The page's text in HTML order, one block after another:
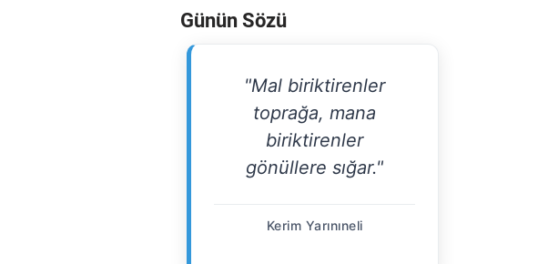
Günün Sözü
"Mal biriktirenler
toprağa, mana
biriktirenler
gönüllere sığar."
Kerim Yarınıneli